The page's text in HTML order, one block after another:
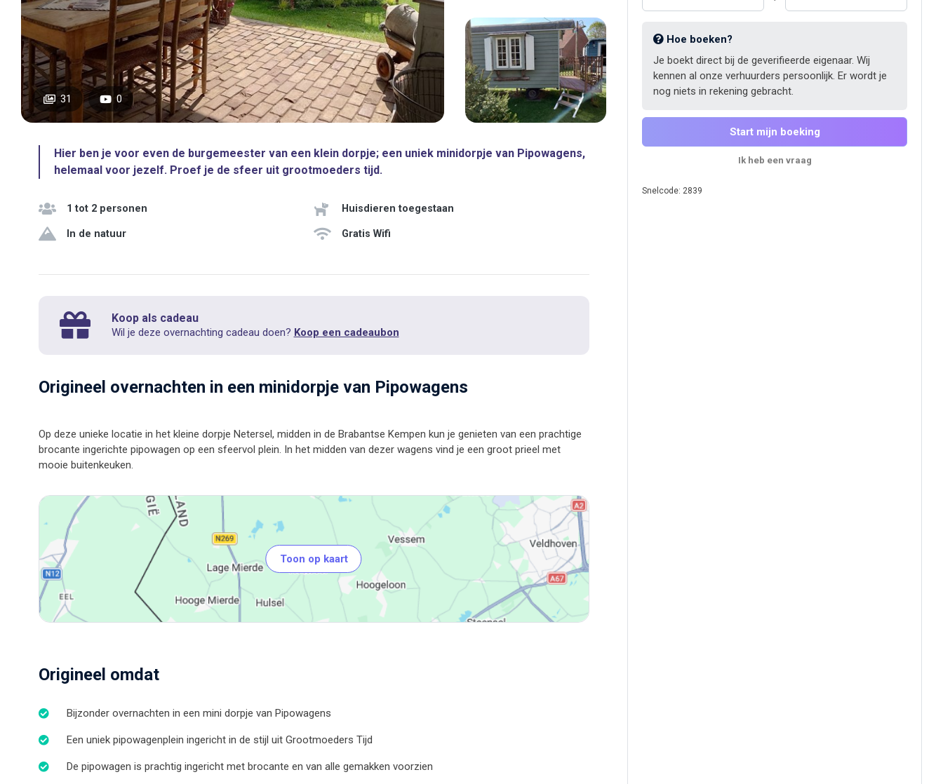
31 0
Hier ben je voor even de burgemeester van een klein dorpje; een uniek minidorpje van Pipowagens,
helemaal voor jezelf. Proef je de sfeer uit grootmoeders tijd.
1 tot 2 personen Huisdieren toegestaan
In de natuur Gratis Wifi
Koop als cadeau
Wil je deze overnachting cadeau doen? Koop een cadeaubon
Origineel overnachten in een minidorpje van Pipowagens
Op deze unieke locatie in het kleine dorpje Netersel, midden in de Brabantse Kempen kun je genieten van een prachtige
brocante ingerichte pipowagen op een sfeervol plein. In het midden van dezer wagens vind je een groot prieel met
Toon op kaart
Origineel omdat
Bijzonder overnachten in een mini dorpje van Pipowagens
Een uniek pipowagenplein ingericht in de stijl uit Grootmoeders Tijd
De pipowagen is prachtig ingericht met brocante en van alle gemakken voorzien
Hoe boeken?
Je boekt direct bij de geverifieerde eigenaar. Wij
kennen al onze verhuurders persoonlijk. Er wordt je
nog niets in rekening gebracht.
Start mijn boeking
Ik heb een vraag
Snelcode: 2839